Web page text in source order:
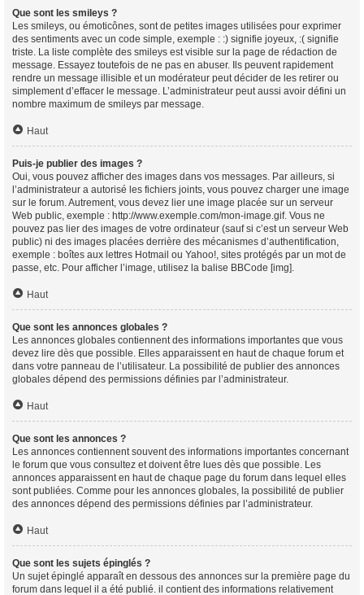
Que sont les smileys ?
Les smileys, ou émoticônes, sont de petites images utilisées pour exprimer
des sentiments avec un code simple, exemple : :) signifie joyeux, :( signifie
triste. La liste complète des smileys est visible sur la page de rédaction de
message. Essayez toutefois de ne pas en abuser. Ils peuvent rapidement
rendre un message illisible et un modérateur peut décider de les retirer ou
simplement d’effacer le message. L’administrateur peut aussi avoir défini un
nombre maximum de smileys par message.
Haut
Puis-je publier des images ?
Oui, vous pouvez afficher des images dans vos messages. Par ailleurs, si
l’administrateur a autorisé les fichiers joints, vous pouvez charger une image
sur le forum. Autrement, vous devez lier une image placée sur un serveur
Web public, exemple : http://www.exemple.com/mon-image.gif. Vous ne
pouvez pas lier des images de votre ordinateur (sauf si c’est un serveur Web
public) ni des images placées derrière des mécanismes d’authentification,
exemple : boîtes aux lettres Hotmail ou Yahoo!, sites protégés par un mot de
passe, etc. Pour afficher l’image, utilisez la balise BBCode [img].
Haut
Que sont les annonces globales ?
Les annonces globales contiennent des informations importantes que vous
devez lire dès que possible. Elles apparaissent en haut de chaque forum et
dans votre panneau de l’utilisateur. La possibilité de publier des annonces
globales dépend des permissions définies par l’administrateur.
Haut
Que sont les annonces ?
Les annonces contiennent souvent des informations importantes concernant
le forum que vous consultez et doivent être lues dès que possible. Les
annonces apparaissent en haut de chaque page du forum dans lequel elles
sont publiées. Comme pour les annonces globales, la possibilité de publier
des annonces dépend des permissions définies par l’administrateur.
Haut
Que sont les sujets épinglés ?
Un sujet épinglé apparaît en dessous des annonces sur la première page du
forum dans lequel il a été publié. il contient des informations relativement